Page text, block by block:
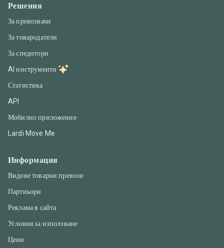
Решения
За превозвачи
За товародатели
За спедитори
AI инструменти
Статистика
API
Мобилно приложение
Lardi Move Me
Информация
Видове товарни превози
Партньори
Реклама в сайта
Условия за използване
Цени